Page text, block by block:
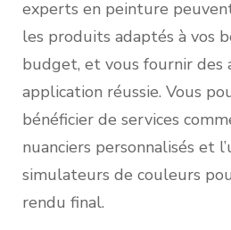
experts en peinture
les produits adaptés à vos
budget, et vous fournir des
application réussie. Vous
bénéficier de services
nuanciers personnalisés et
simulateurs de couleurs
rendu final.